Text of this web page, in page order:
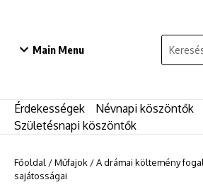
Main Menu
Keresés:
Érdekességek
Névnapi köszöntők
Születésnapi köszöntők
Főoldal /Műfajok /A drámai költemény
sajátosságai